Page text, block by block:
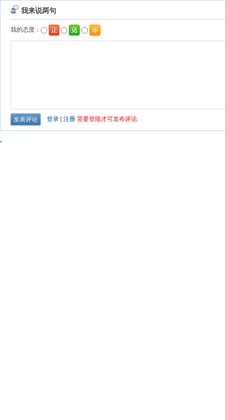
我来说两句
我的态度：
登录 注册 需要登陆才可发布评论